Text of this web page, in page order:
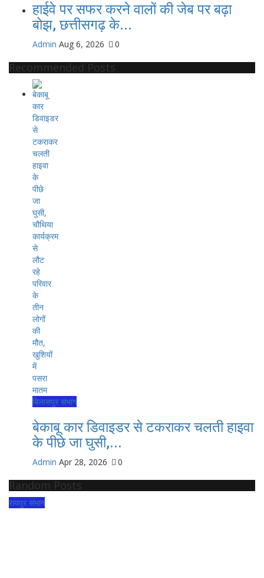
हाईवे पर सफर करने वालों की जेब पर बढ़ा
बोझ, छत्तीसगढ़ के...
Admin Aug 6, 2026 0
Recommended Posts
बिलासपुर संभाग
बेकाबू कार डिवाइडर से टकराकर चलती हाइवा
के पीछे जा घुसी,...
Admin Apr 28, 2026 0
Random Posts
रायपुर संभाग